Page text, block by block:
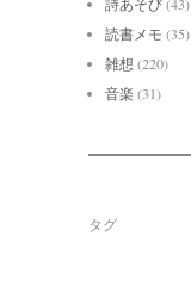
読書メモ (35)
雑想 (220)
音楽 (31)
タグ